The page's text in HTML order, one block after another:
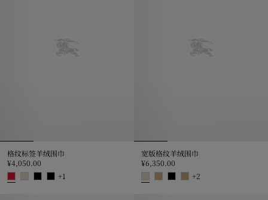
格纹标签羊绒围巾
¥4,050.00
+1
宽版格纹羊绒围巾
¥6,350.00
+2